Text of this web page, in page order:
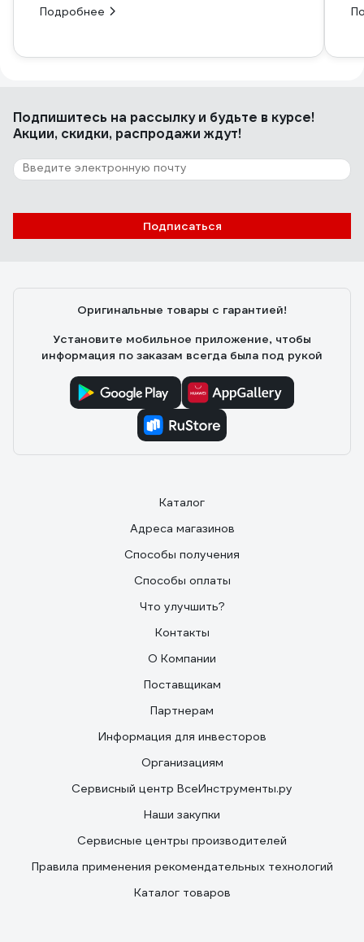
Подробнее
Подпишитесь на рассылкуи будьте в курсе!
Акции, скидки, распродажи ждут!
Подписаться
Оригинальные товары с гарантией!
Установите мобильное приложение, чтобы
информация по заказам всегда была под рукой
Каталог
Адреса магазинов
Способы получения
Способы оплаты
Что улучшить?
Контакты
О Компании
Поставщикам
Партнерам
Информация для инвесторов
Организациям
Сервисный центр ВсеИнструменты.ру
Наши закупки
Сервисные центры производителей
Правила применения рекомендательных технологий
Каталог товаров